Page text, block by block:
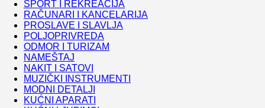
SPORT I REKREACIJA
RAČUNARI I KANCELARIJA
PROSLAVE I SLAVLJA
POLJOPRIVREDA
ODMOR I TURIZAM
NAMEŠTAJ
NAKIT I SATOVI
MUZIČKI INSTRUMENTI
MODNI DETALJI
KUĆNI APARATI